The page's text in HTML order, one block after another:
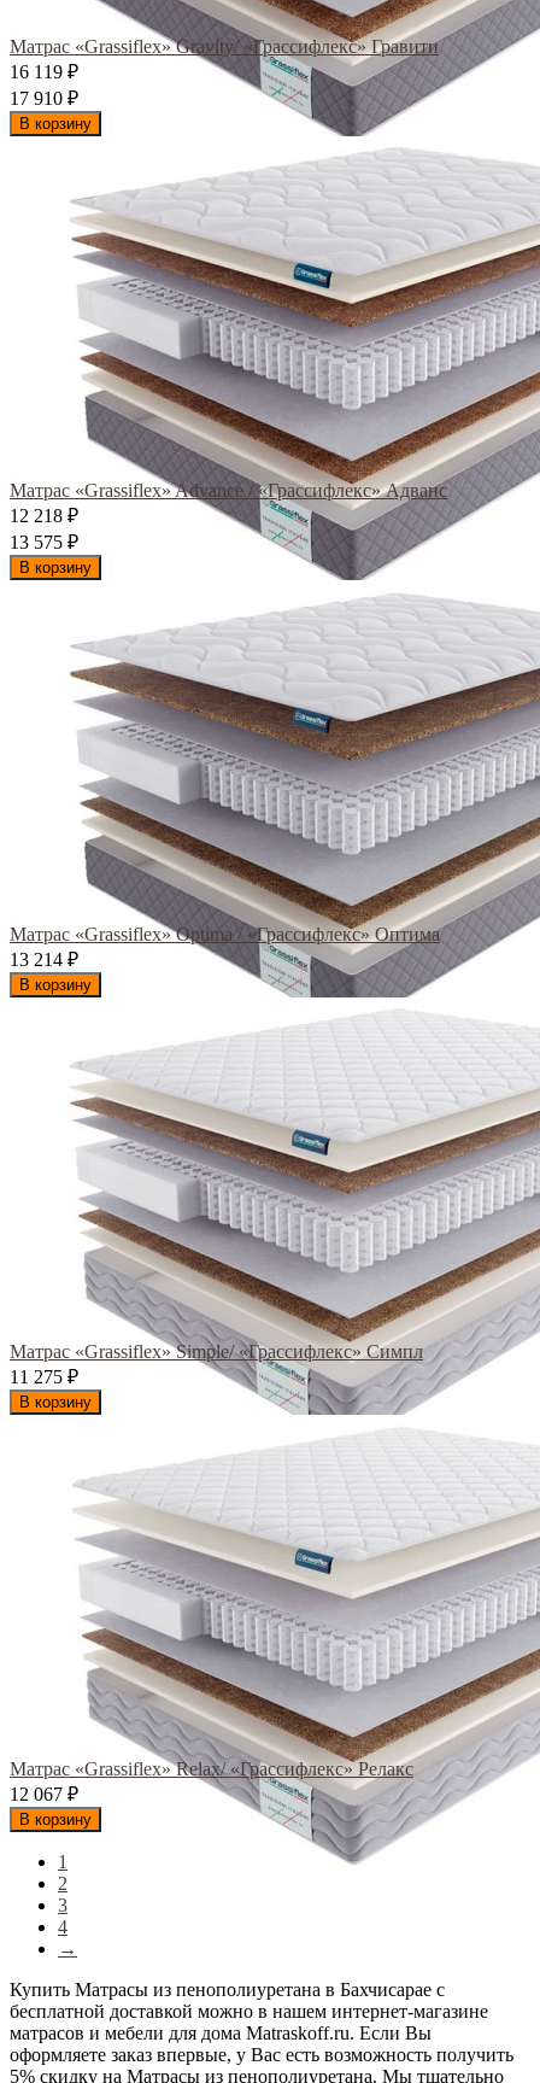
Матрас «Grassiflex» Gravity/ «Грассифлекс» Гравити
16 119 ₽
17 910 ₽
В корзину
Матрас «Grassiflex» Advance / «Грассифлекс» Адванс
12 218 ₽
13 575 ₽
В корзину
Матрас «Grassiflex» Optima / «Грассифлекс» Оптима
13 214 ₽
В корзину
Матрас «Grassiflex» Simple/ «Грассифлекс» Симпл
11 275 ₽
В корзину
Матрас «Grassiflex» Relax/ «Грассифлекс» Релакс
12 067 ₽
В корзину
1
2
3
4
→
Купить Матрасы из пенополиуретана в Бахчисарае с
бесплатной доставкой можно в нашем интернет-магазине
матрасов и мебели для дома Matraskoff.ru. Если Вы
оформляете заказ впервые, у Вас есть возможность получить
5% скидку на Матрасы из пенополиуретана. Мы тщательно